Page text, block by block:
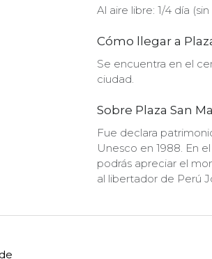
Al aire libre: 1/4 día
Cómo llegar a
Se encuentra en el
ciudad.
Sobre Plaza San
Fue declara
Unesco en 1988. En
podrás apreciar el
al libertador de Perú